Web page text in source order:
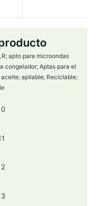
apto para microondas
congelador; Aptas para el
apilable; Reciclable;